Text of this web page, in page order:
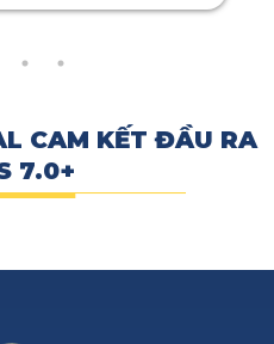
CAM KẾT ĐẦU RA
7.0+